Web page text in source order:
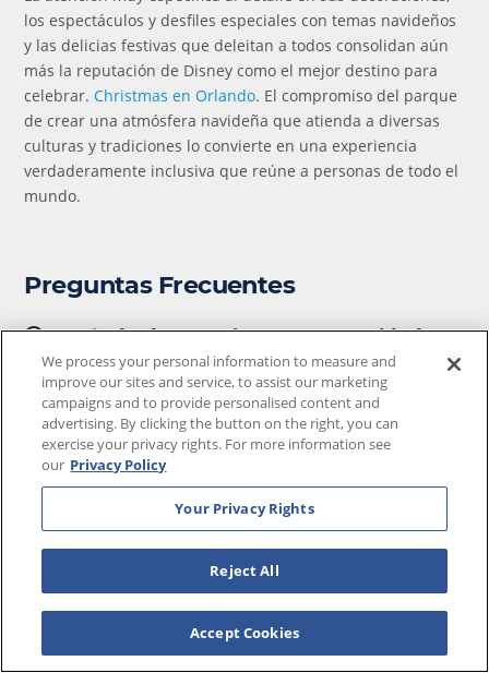
los espectáculos y desfiles especiales con temas navideños
y las delicias festivas que deleitan a todos consolidan aún
más la reputación de Disney como el mejor destino para
celebrar.Christmas en Orlando. El compromiso del parque
de crear una atmósfera navideña que atienda a diversas
culturas y tradiciones lo convierte en una experiencia
verdaderamente inclusiva que reúne a personas de todo el
mundo.
Preguntas Frecuentes
¿Cuándo decora Disney para Navidad?
Las decoraciones de Navidad de Disney World pueden ser
vistas a principios de octubre y los preparativos para Mickey’s
Very Merry Christmas en noviembre.
¿Estará Disney abierto en el día de
Navidad?
imprimible para Disney World.
¿Cuándo quita Disney las decoraciones
We process your personal information to measure and
improve our sites and service, to assist our marketing
campaigns and to provide personalised content and
advertising. By clicking the button on the right, you can
exercise your privacy rights. For more information see
our Privacy Policy
Your Privacy Rights
Reject All
Accept Cookies